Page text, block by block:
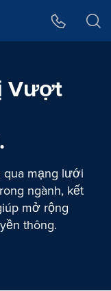
Vượt
qua mạng lưới
ngành, kết
mở rộng
thông.